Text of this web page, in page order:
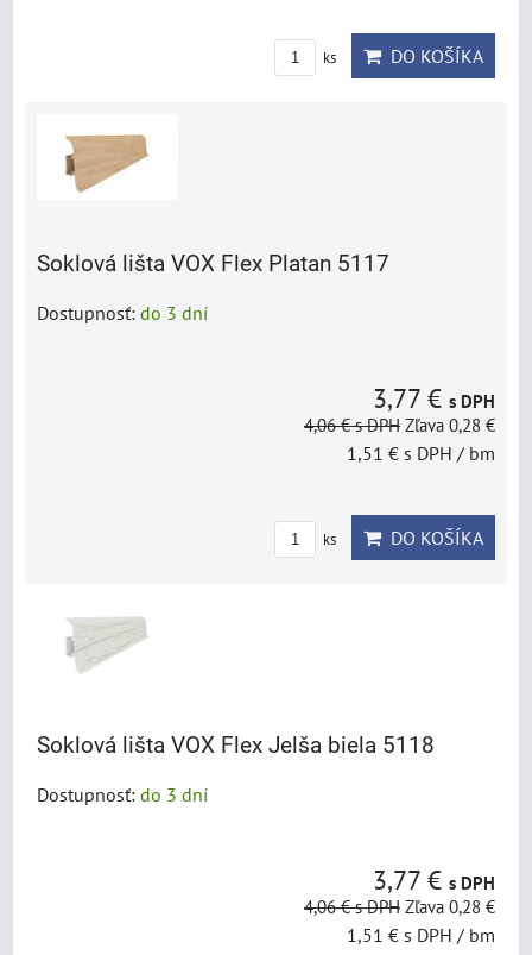
ks DO KOŠÍKA
Soklová lišta VOX Flex Platan 5117
Dostupnosť: do 3 dní
3,77 € s DPH
4,06 €s DPH Zľava 0,28 €
1,51 € s DPH / bm
ks DO KOŠÍKA
Soklová lišta VOX Flex Jelša biela 5118
Dostupnosť: do 3 dní
3,77 € s DPH
4,06 €s DPH Zľava 0,28 €
1,51 € s DPH / bm